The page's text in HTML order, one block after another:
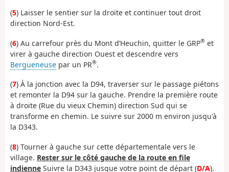
(5) Laisser le sentier sur la droite et continuer tout droit
direction Nord-Est.
(6) Au carrefour près du Mont d’Heuchin, quitter le GRP® et
virer à gauche direction Ouest et descendre vers
Bergueneuse par un PR®.
(7) À la jonction avec la D94, traverser sur le passage piétons
et remonter la D94 sur la gauche. Prendre la première route
à droite (Rue du vieux Chemin) direction Sud qui se
transforme en chemin. Le suivre sur 2000 m environ jusqu'à
la D343.
(8) Tourner à gauche sur cette départementale vers le
village. Rester sur le côté gauche de la route en file
indienne Suivre la D343 jusque votre point de départ (D/A).